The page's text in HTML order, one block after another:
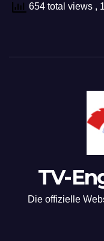
654 total views ,
TV-
Die offizielle